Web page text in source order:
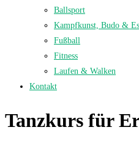
Ballsport
Kampfkunst, Budo &
Fußball
Fitness
Laufen & Walken
Kontakt
Tanzkurs für